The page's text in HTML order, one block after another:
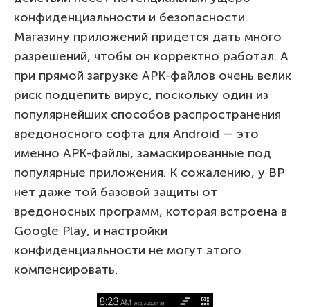
конфиденциальности и безопасности.
Магазину приложений придется дать много
разрешений, чтобы он корректно работал. А
при прямой загрузке APK-файлов очень велик
риск подцепить вирус, поскольку один из
популярнейших способов распространения
вредоносного софта для Android — это
именно APK-файлы, замаскированные под
популярные приложения. К сожалению, у BP
нет даже той базовой защиты от
вредоносных программ, которая встроена в
Google Play, и настройки
конфиденциальности не могут этого
компенсировать.